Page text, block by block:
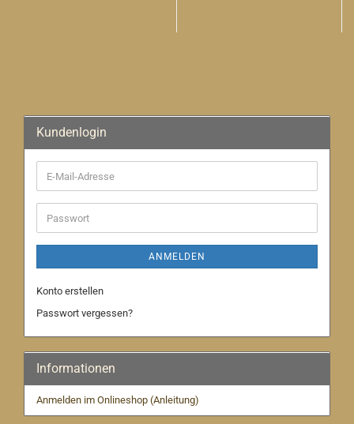
Kundenlogin
E-
Mail-
Adresse
Passwort
ANMELDEN
Konto erstellen
Passwort vergessen?
Informationen
Anmelden im Onlineshop (Anleitung)